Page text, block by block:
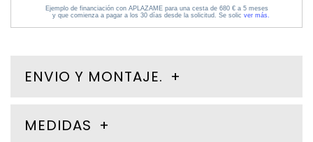
ENVIO Y MONTAJE.
MEDIDAS